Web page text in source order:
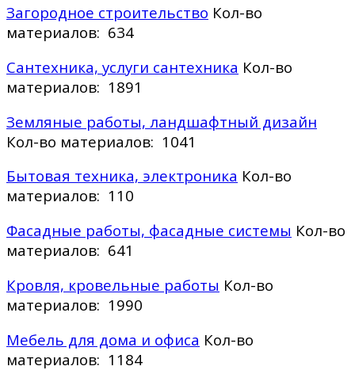
Загородное строительство Кол-во
материалов: 634
Сантехника, услуги сантехника Кол-во
материалов: 1891
Земляные работы, ландшафтный дизайн
Кол-во материалов: 1041
Бытовая техника, электроника Кол-во
материалов: 110
Фасадные работы, фасадные системы Кол-во
материалов: 641
Кровля, кровельные работы Кол-во
материалов: 1990
Мебель для дома и офиса Кол-во
материалов: 1184